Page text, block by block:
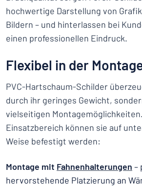
hochwertige Darstellung von
Bildern – und hinterlassen bei
einen professionellen Eindruck.
Flexibel in der
PVC-Hartschaum-Schilder
durch ihr geringes Gewicht,
vielseitigen
Einsatzbereich können sie auf
Weise befestigt werden:
Montage mit Fahnenhalterungen –
hervorstehende Platzierung an